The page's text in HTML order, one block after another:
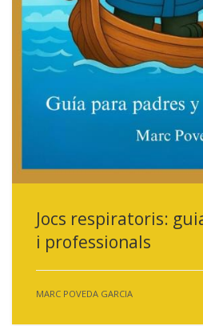
Jocs respiratoris:
i professionals
MARC POVEDA GARCIA